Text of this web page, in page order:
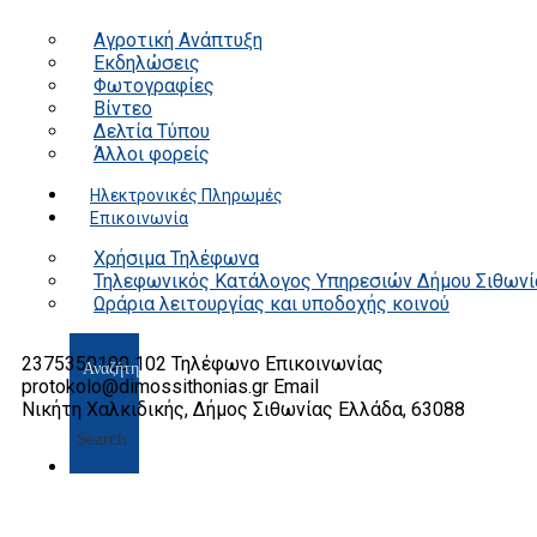
Αγροτική Ανάπτυξη
Εκδηλώσεις
Φωτογραφίες
Βίντεο
Δελτία Τύπου
Άλλοι φορείς
Ηλεκτρονικές Πληρωμές
Επικοινωνία
Χρήσιμα Τηλέφωνα
Τηλεφωνικός Κατάλογος Υπηρεσιών Δήμου
Ωράρια λειτουργίας και υποδοχής κοινού
Search
2375350100 102 Τηλέφωνο Επικοινωνίας
protokolo@dimossithonias.gr Email
Νικήτη Χαλκιδικής, Δήμος Σιθωνίας Ελλάδα, 63088